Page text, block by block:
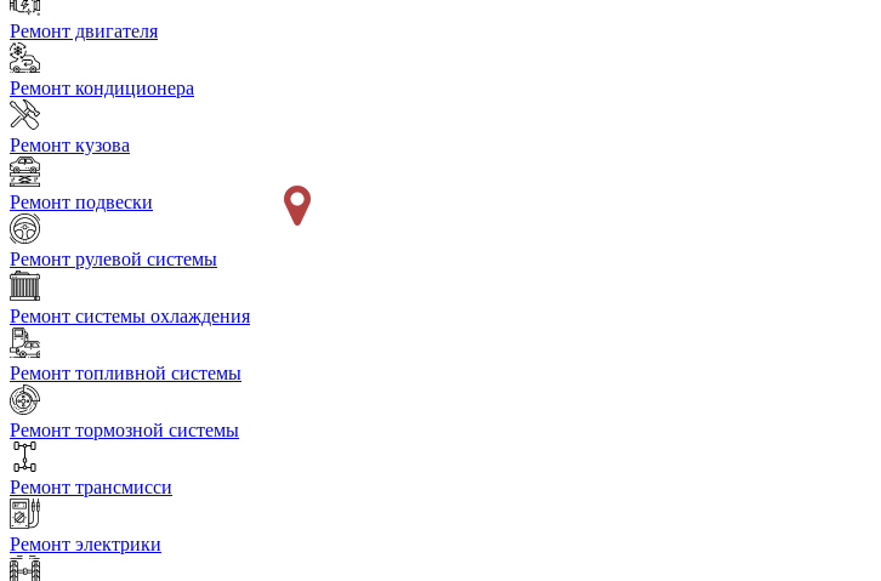
Ремонт двигателя
Ремонт кондиционера
Ремонт кузова
Ремонт подвески
Ремонт рулевой системы
Ремонт системы охлаждения
Ремонт топливной системы
Ремонт тормозной системы
Ремонт трансмисси
Ремонт электрики